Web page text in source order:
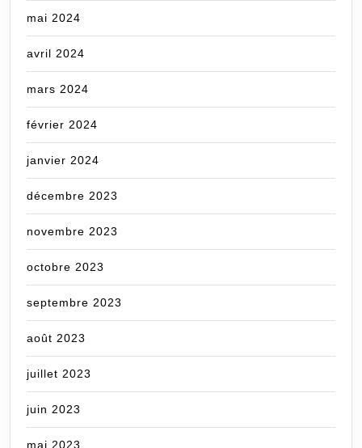
mai 2024
avril 2024
mars 2024
février 2024
janvier 2024
décembre 2023
novembre 2023
octobre 2023
septembre 2023
août 2023
juillet 2023
juin 2023
mai 2023